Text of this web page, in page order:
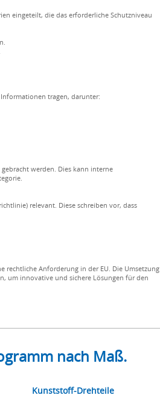
eingeteilt, die das erforderliche Schutzniveau
tragen, darunter:
werden. Dies kann interne
relevant. Diese schreiben vor, dass
rechtliche Anforderung in der EU. Die Umsetzung
um innovative und sichere Lösungen für den
nach Maß.
Kunststoff-Drehteile